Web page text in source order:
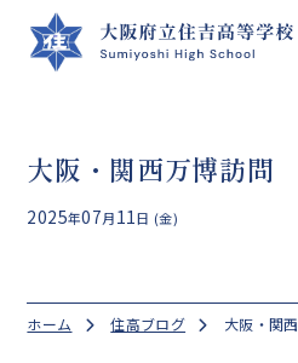
ホーム
学校案内
総合科学科
大阪・関西万博訪問
2025年07月11日 (金)
ホーム 住高ブログ 大阪・関